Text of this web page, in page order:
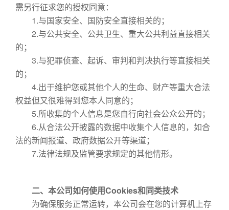
需另行征求您的授权同意：
1.与国家安全、国防安全直接相关的；
2.与公共安全、公共卫生、重大公共利益直接相关
的；
3.与犯罪侦查、起诉、审判和判决执行等直接相关
的；
4.出于维护您或其他个人的生命、财产等重大合法
权益但又很难得到您本人同意的；
5.所收集的个人信息是您自行向社会公众公开的；
6.从合法公开披露的数据中收集个人信息的，如合
法的新闻报道、政府数据公开等渠道；
7.法律法规及监管要求规定的其他情形。
二、本公司如何使用Cookies和同类技术
为确保服务正常运转，本公司会在您的计算机上存